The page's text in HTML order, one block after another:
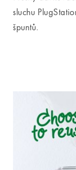
sluchu
špuntů.